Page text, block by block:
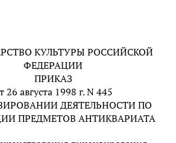
КУЛЬТУРЫ РОССИЙСКОЙ
ФЕДЕРАЦИИ
ПРИКАЗ
26 августа 1998 г. N 445
ДЕЯТЕЛЬНОСТИ ПО
ПРЕДМЕТОВ АНТИКВАРИАТА